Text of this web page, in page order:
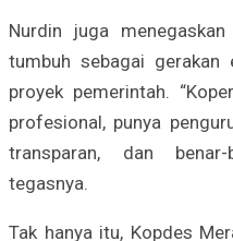
Nurdin juga
tumbuh sebagai gerakan
proyek pemerintah.
profesional, punya
transparan, dan benar-
tegasnya.
Tak hanya itu, Kopdes